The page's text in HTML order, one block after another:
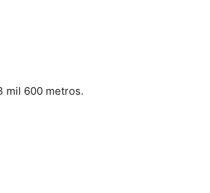
mil 600 metros.